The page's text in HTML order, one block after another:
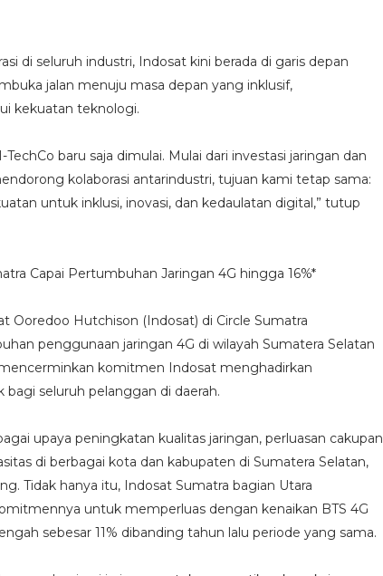
di seluruh industri, Indosat kini berada di garis depan
jalan menuju masa depan yang inklusif,
kekuatan teknologi.
baru saja dimulai. Mulai dari investasi jaringan dan
kolaborasi antarindustri, tujuan kami tetap sama:
untuk inklusi, inovasi, dan kedaulatan digital,” tutup
Capai Pertumbuhan Jaringan 4G hingga 16%*
Ooredoo Hutchison (Indosat) di Circle Sumatra
penggunaan jaringan 4G di wilayah Sumatera Selatan
mencerminkan komitmen Indosat menghadirkan
seluruh pelanggan di daerah.
upaya peningkatan kualitas jaringan, perluasan cakupan
di berbagai kota dan kabupaten di Sumatera Selatan,
Tidak hanya itu, Indosat Sumatra bagian Utara
untuk memperluas dengan kenaikan BTS 4G
sebesar 11% dibanding tahun lalu periode yang sama.